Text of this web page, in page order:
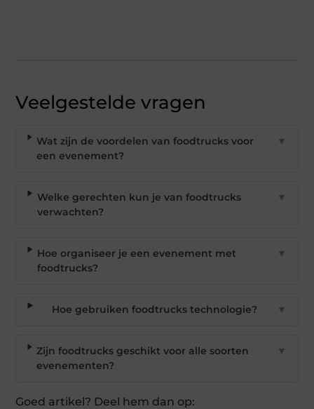
Veelgestelde vragen
Wat zijn de voordelen van foodtrucks voor
een evenement?
▼
Welke gerechten kun je van foodtrucks
verwachten?
▼
Hoe organiseer je een evenement met
foodtrucks?
▼
Hoe gebruiken foodtrucks technologie? ▼
Zijn foodtrucks geschikt voor alle soorten
evenementen?
▼
Goed artikel? Deel hem dan op: